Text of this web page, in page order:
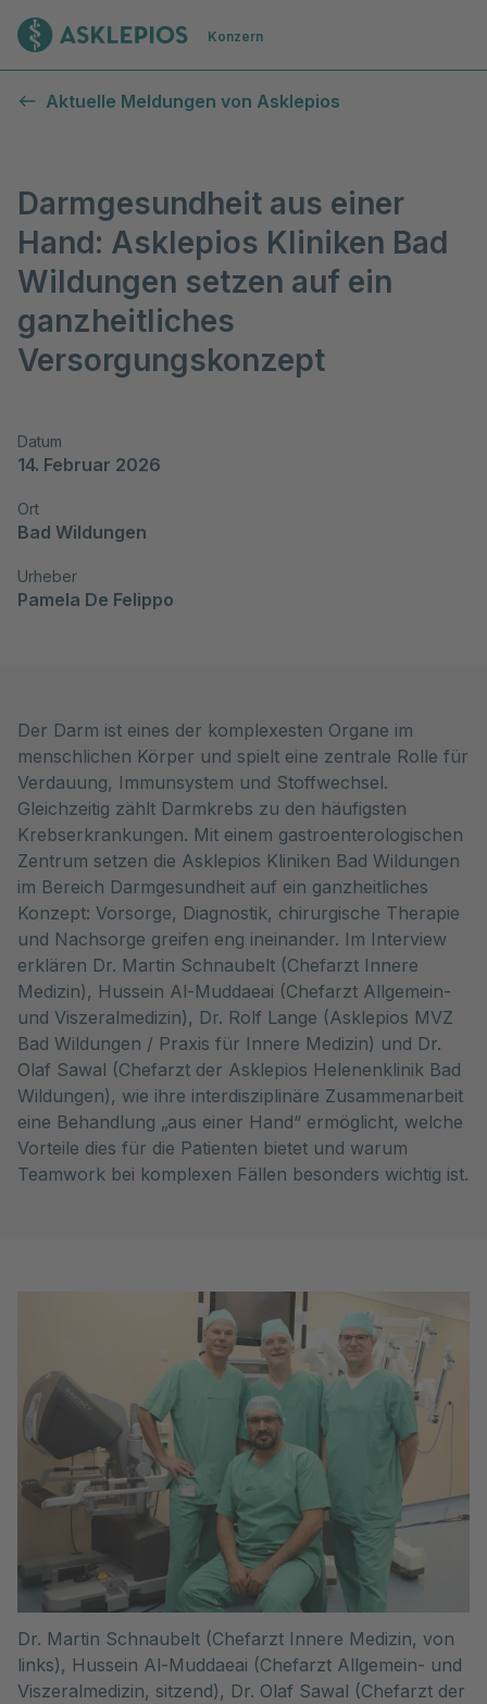
Zur Startseite
Konzern
Aktuelle Meldungen von Asklepios
Darmgesundheit aus einer
Hand: Asklepios Kliniken Bad
Wildungen setzen auf ein
ganzheitliches
Versorgungskonzept
Datum
14. Februar 2026
Ort
Bad Wildungen
Urheber
Pamela De Felippo
Der Darm ist eines der komplexesten Organe im
menschlichen Körper und spielt eine zentrale Rolle für
Verdauung, Immunsystem und Stoffwechsel.
Gleichzeitig zählt Darmkrebs zu den häufigsten
Krebserkrankungen. Mit einem gastroenterologischen
Zentrum setzen die Asklepios Kliniken Bad Wildungen
im Bereich Darmgesundheit auf ein ganzheitliches
Konzept: Vorsorge, Diagnostik, chirurgische Therapie
und Nachsorge greifen eng ineinander. Im Interview
erklären Dr. Martin Schnaubelt (Chefarzt Innere
Medizin), Hussein Al-Muddaeai (Chefarzt Allgemein-
und Viszeralmedizin), Dr. Rolf Lange (Asklepios MVZ
Bad Wildungen / Praxis für Innere Medizin) und Dr.
Olaf Sawal (Chefarzt der Asklepios Helenenklinik Bad
Wildungen), wie ihre interdisziplinäre Zusammenarbeit
eine Behandlung „aus einer Hand“ ermöglicht, welche
Vorteile dies für die Patienten bietet und warum
Teamwork bei komplexen Fällen besonders wichtig ist.
Dr. Martin Schnaubelt (Chefarzt Innere Medizin, von
links), Hussein Al-Muddaeai (Chefarzt Allgemein- und
Viszeralmedizin, sitzend), Dr. Olaf Sawal (Chefarzt der